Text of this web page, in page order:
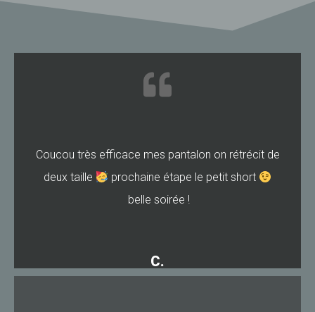
Coucou très efficace mes pantalon on rétrécit de
deux taille
prochaine étape le petit short
belle soirée !
C.